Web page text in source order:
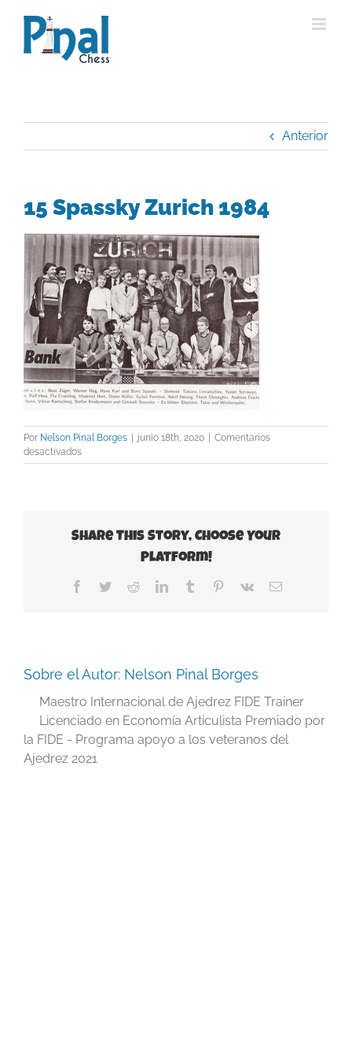
contenido
Anterior
15 Spassky Zurich 1984
Por Nelson Pinal Borges | junio 18th, 2020 | Comentarios
desactivadosen
15
Share This Story, Choose Your
Platform!
Facebook
TwitterRedditLinkedInTumblr Pinterest
Vk
Correo
Sobre el Autor: Nelson Pinal Borges
Maestro Internacional de Ajedrez FIDE Trainer
Licenciado en Economía Articulista Premiado por
la FIDE - Programa apoyo a los veteranos del
Ajedrez 2021